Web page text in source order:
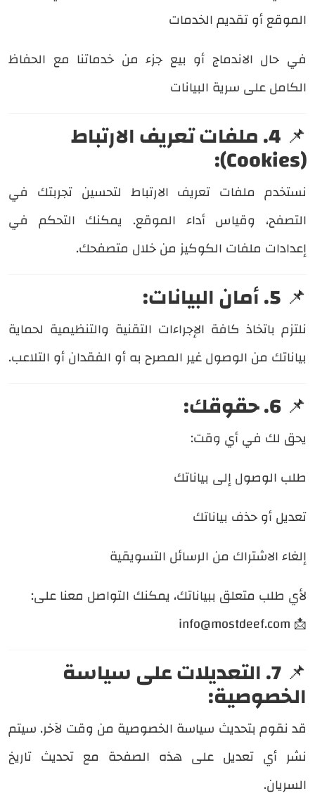
الموقع أو تقديم الخدمات
في حال الاندماج أو بيع جزء من خدماتنا مع الحفاظ
الكامل على سرية البيانات
📌 4. ملفات تعريف الارتباط
(Cookies):
نستخدم ملفات تعريف الارتباط لتحسين تجربتك في
التصفح، وقياس أداء الموقع. يمكنك التحكم في
إعدادات ملفات الكوكيز من خلال متصفحك.
📌 5. أمان البيانات:
نلتزم باتخاذ كافة الإجراءات التقنية والتنظيمية لحماية
بياناتك من الوصول غير المصرح به أو الفقدان أو التلاعب.
📌 6. حقوقك:
يحق لك في أي وقت:
طلب الوصول إلى بياناتك
تعديل أو حذف بياناتك
إلغاء الاشتراك من الرسائل التسويقية
لأي طلب متعلق ببياناتك، يمكنك التواصل معنا على:
📩
info@mostdeef.com
📌 7. التعديلات على سياسة
الخصوصية:
قد نقوم بتحديث سياسة الخصوصية من وقت لآخر. سيتم
نشر أي تعديل على هذه الصفحة مع تحديث تاريخ
السريان.